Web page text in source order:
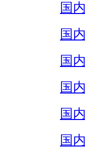
国
国
国
国
国
国